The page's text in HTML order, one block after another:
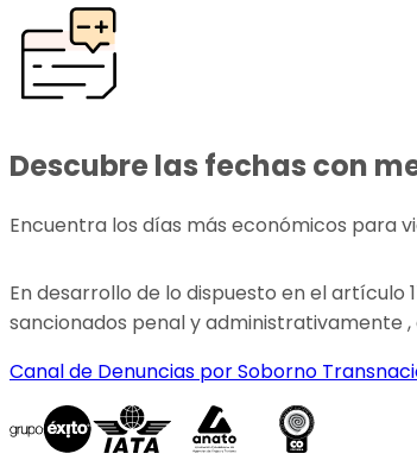
Descubre las fechas con
Encuentra los días más económicos para
En desarrollo de lo dispuesto en el artículo
sancionados penal y administrativamente
Canal de Denuncias por Soborno